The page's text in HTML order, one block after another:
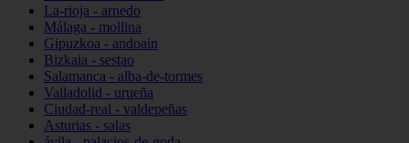
La-rioja - arnedo
Málaga - mollina
Gipuzkoa - andoain
Bizkaia - sestao
Salamanca - alba-de-tormes
Valladolid - urueña
Ciudad-real - valdepeñas
Asturias - salas